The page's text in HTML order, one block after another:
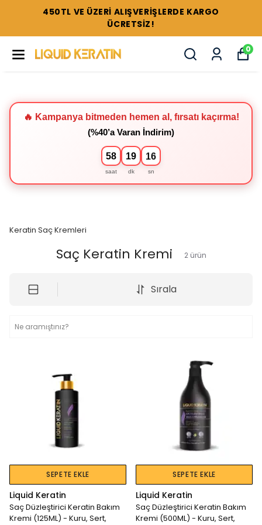
450TL VE ÜZERİ ALIŞVERİŞLERDE KARGO
ÜCRETSİZ!
0
🔥 Kampanya bitmeden hemen al, fırsatı kaçırma!
(%40’a Varan İndirim)
58
saat
19
dk
16
sn
Keratin Saç Kremleri
Saç Keratin Kremi 2 ürün
Sırala
SEPETE EKLE
Liquid Keratin
Saç Düzleştirici Keratin Bakım
Kremi (125ML) - Kuru, Sert,
SEPETE EKLE
Liquid Keratin
Saç Düzleştirici Keratin Bakım
Kremi (500ML) - Kuru, Sert,